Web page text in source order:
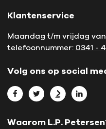
Klantenservice
Maandag t/m vrijdag
telefoonnummer: 0341 -
Volg ons op social
Bekijk L.P. Petersen op
Bekijk L.P. Petersen
Bekijk L.P.
Bekijk
Waarom L.P.